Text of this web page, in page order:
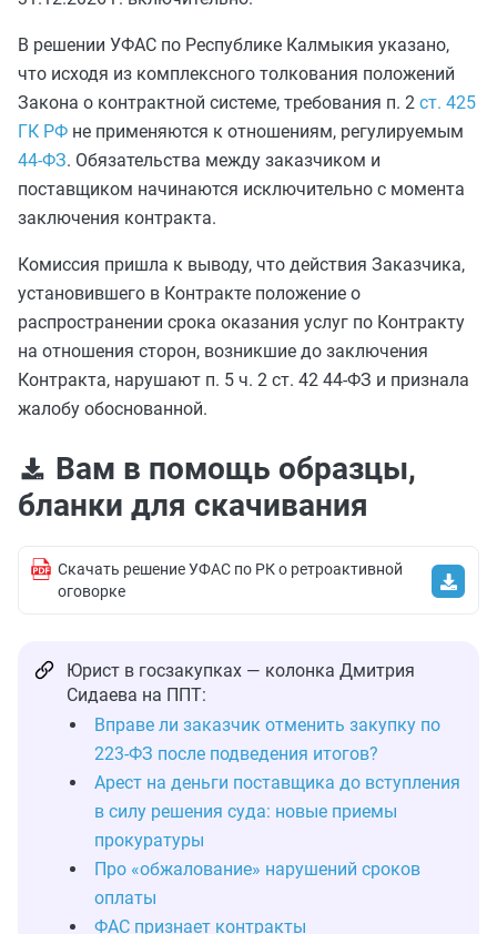
В решении УФАС по Республике Калмыкия указано,
что исходя из комплексного толкования положений
Закона о контрактной системе, требования п. 2 ст. 425
ГК РФ не применяются к отношениям, регулируемым
44-ФЗ. Обязательства между заказчиком и
поставщиком начинаются исключительно с момента
заключения контракта.
Комиссия пришла к выводу, что действия Заказчика,
установившего в Контракте положение о
распространении срока оказания услуг по Контракту
на отношения сторон, возникшие до заключения
Контракта, нарушают п. 5 ч. 2 ст. 42 44-ФЗ и признала
жалобу обоснованной.
Вам в помощь образцы,
бланки для скачивания
Скачать решение УФАС по РК о ретроактивной
оговорке
Юрист в госзакупках — колонка Дмитрия
Сидаева на ППТ:
Вправе ли заказчик отменить закупку по
223-ФЗ после подведения итогов?
Арест на деньги поставщика до вступления
в силу решения суда: новые приемы
прокуратуры
Про «обжалование» нарушений сроков
оплаты
ФАС признает контракты